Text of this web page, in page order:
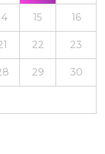
15 16
22 23
29 30